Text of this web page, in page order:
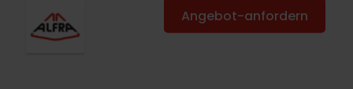
Angebot-anfordern